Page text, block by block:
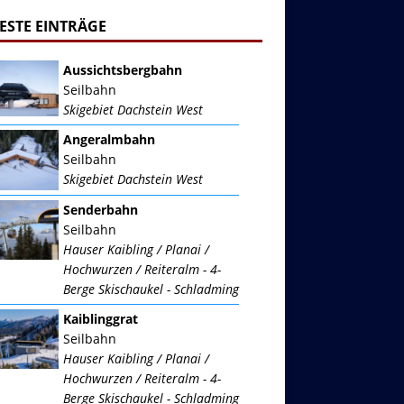
EINTRÄGE
Aussichtsbergbahn
Seilbahn
Skigebiet Dachstein West
Angeralmbahn
Seilbahn
Skigebiet Dachstein West
Senderbahn
Seilbahn
Hauser Kaibling / Planai /
Hochwurzen / Reiteralm - 4-
Berge Skischaukel - Schladming
Kaiblinggrat
Seilbahn
Hauser Kaibling / Planai /
Hochwurzen / Reiteralm - 4-
Berge Skischaukel - Schladming